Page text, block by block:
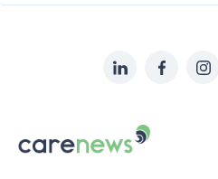
sur:
LinkedInFacebook
Le